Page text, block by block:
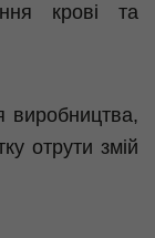
крові та
виробництва,
отрути змій